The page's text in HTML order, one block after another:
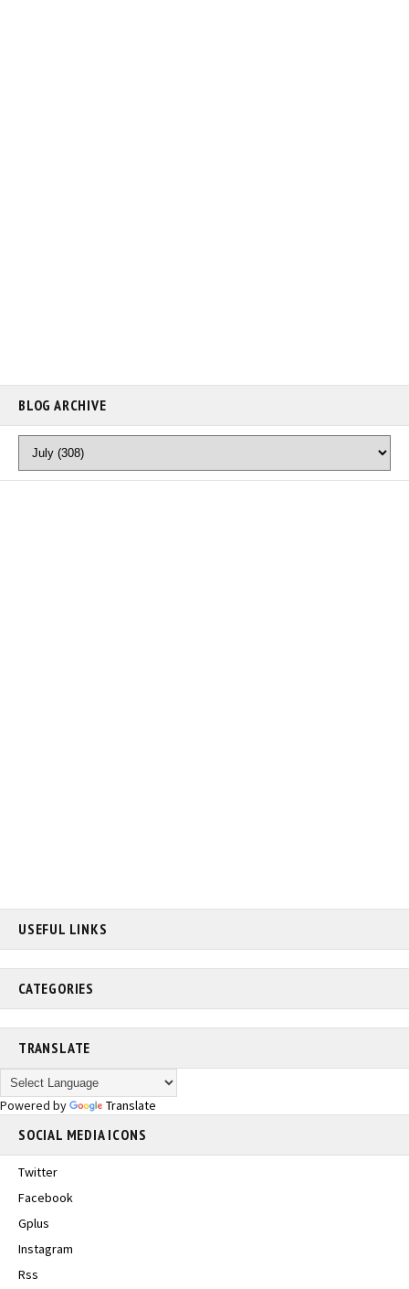
BLOG ARCHIVE
USEFUL LINKS
CATEGORIES
TRANSLATE
Powered by Translate
SOCIAL MEDIA ICONS
Twitter
Facebook
Gplus
Instagram
Rss